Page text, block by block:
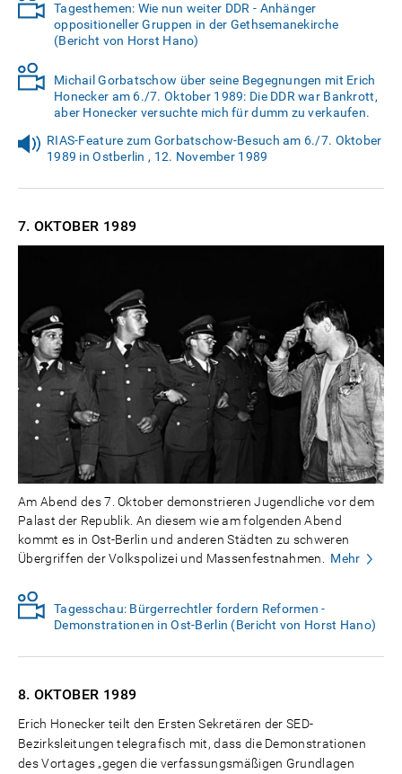
Tagesthemen: Wie nun weiter DDR - Anhänger
oppositioneller Gruppen in der Gethsemanekirche
(Bericht von Horst Hano)
Michail Gorbatschow über seine Begegnungen mit Erich
Honecker am 6./7. Oktober 1989: Die DDR war Bankrott,
aber Honecker versuchte mich für dumm zu verkaufen.
RIAS-Feature zum Gorbatschow-Besuch am 6./7. Oktober
1989 in Ostberlin , 12. November 1989
7. OKTOBER 1989
Am Abend des 7. Oktober demonstrieren Jugendliche vor dem
Palast der Republik. An diesem wie am folgenden Abend
kommt es in Ost-Berlin und anderen Städten zu schweren
Übergriffen der Volkspolizei und Massenfestnahmen. Mehr
Tagesschau: Bürgerrechtler fordern Reformen -
Demonstrationen in Ost-Berlin (Bericht von Horst Hano)
8. OKTOBER 1989
Erich Honecker teilt den Ersten Sekretären der SED-
Bezirksleitungen telegrafisch mit, dass die Demonstrationen
des Vortages „gegen die verfassungsmäßigen Grundlagen